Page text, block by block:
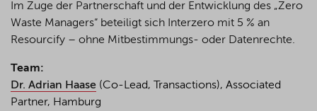
Im Zuge der Partnerschaft und der Entwicklung des „Zero
Waste Managers“ beteiligt sich Interzero mit 5 % an
Resourcify – ohne Mitbestimmungs- oder Datenrechte.
Team:
Dr. Adrian Haase (Co-Lead, Transactions), Associated
Partner, Hamburg